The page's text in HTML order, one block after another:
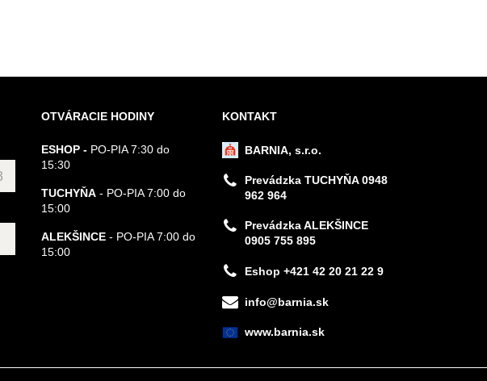
OTVÁRACIE HODINY
ESHOP - PO-PIA 7:30 do
15:30
TUCHYŇA - PO-PIA 7:00 do
15:00
ALEKŠINCE - PO-PIA 7:00 do
15:00
KONTAKT
BARNIA, s.r.o.
Prevádzka TUCHYŇA 0948
962 964
Prevádzka ALEKŠINCE
0905 755 895
Eshop +421 42 20 21 22 9
info@barnia.sk
www.barnia.sk